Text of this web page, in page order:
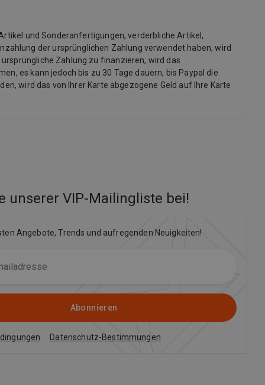
und Sonderanfertigungen, verderbliche Artikel,
der ursprünglichen Zahlung verwendet haben, wird
Zahlung zu finanzieren, wird das
es kann jedoch bis zu 30 Tage dauern, bis Paypal die
wird das von Ihrer Karte abgezogene Geld auf Ihre Karte
unserer VIP-Mailingliste bei!
Angebote, Trends und aufregenden Neuigkeiten!
Abonnieren
Datenschutz-Bestimmungen